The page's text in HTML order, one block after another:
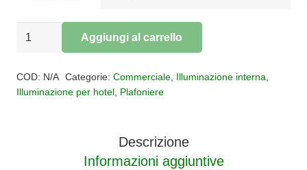
Plafoniera
quantità
Aggiungi al carrello
COD: N/A Categorie: Commerciale, Illuminazione interna
Illuminazione per hotel Plafoniere
Descrizione
Informazioni aggiuntive